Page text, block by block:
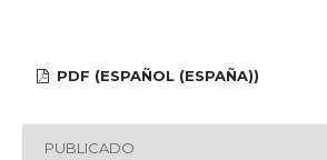
PDF (ESPAÑOL (ESPAÑA))
PUBLICADO